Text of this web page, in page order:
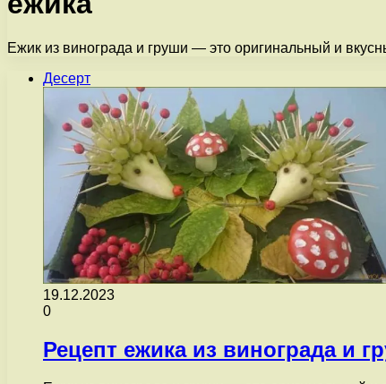
Ежик из винограда и груши — это оригинальный и
Десерт
19.12.2023
0
Рецепт ежика из винограда и